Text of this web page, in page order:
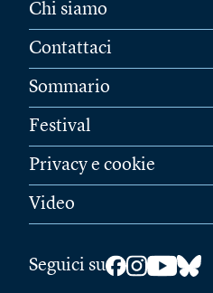
Chi siamo
Contattaci
Sommario
Festival
Privacy e cookie
Video
Seguici su